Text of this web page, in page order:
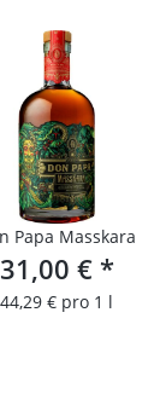
Papa Masskara
31,00 € *
44,29 € pro 1 l